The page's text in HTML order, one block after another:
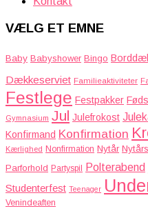
VÆLG ET EMNE
Baby Babyshower Bingo
Dækkeserviet Familieaktiviteter
Festlege Festpakker
Gymnasium Jul Julefrokost
Konfirmand Konfirmation
Kærlighed Nonfirmation Nytår
Parforhold Partyspil Polterabend
Studenterfest Teenager
Venindeaften